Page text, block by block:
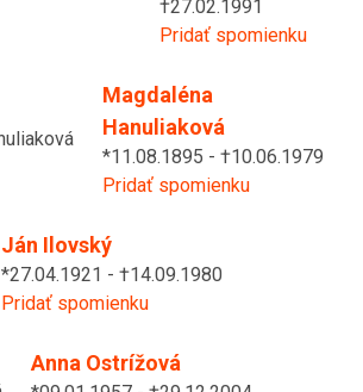
†27.02.1991
Pridať spomienku
Magdaléna
Hanuliaková
*11.08.1895 - †10.06.1979
Pridať spomienku
Ján Ilovský
*27.04.1921 - †14.09.1980
Pridať spomienku
Anna Ostrížová